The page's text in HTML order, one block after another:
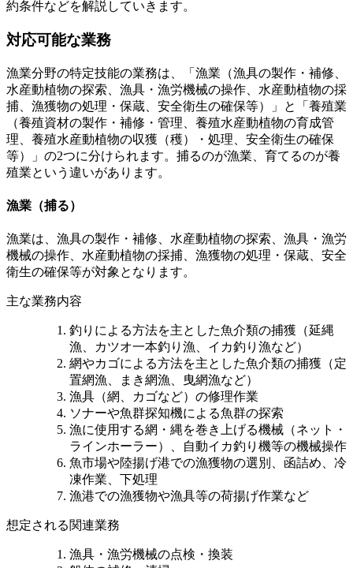
約条件などを解説していきます。
対応可能な業務
漁業分野の特定技能の業務は、「漁業（漁具の製作・補修、
水産動植物の探索、漁具・漁労機械の操作、水産動植物の採
捕、漁獲物の処理・保蔵、安全衛生の確保等）」と「養殖業
（養殖資材の製作・補修・管理、養殖水産動植物の育成管
理、養殖水産動植物の収獲（穫）・処理、安全衛生の確保
等）」の2つに分けられます。捕るのが漁業、育てるのが養
殖業という違いがあります。
漁業（捕る）
漁業は、漁具の製作・補修、水産動植物の探索、漁具・漁労
機械の操作、水産動植物の採捕、漁獲物の処理・保蔵、安全
衛生の確保等が対象となります。
主な業務内容
釣りによる方法を主とした魚介類の捕獲（延縄
漁、カツオ一本釣り漁、イカ釣り漁など）
網やカゴによる方法を主とした魚介類の捕獲（定
置網漁、まき網漁、曳網漁など）
漁具（網、カゴなど）の修理作業
ソナーや魚群探知機による魚群の探索
漁に使用する網・縄を巻き上げる機械（ネット・
ラインホーラー）、自動イカ釣り機等の機械操作
魚市場や陸揚げ港での漁獲物の選別、函詰め、冷
凍作業、下処理
漁港での漁獲物や漁具等の荷揚げ作業など
想定される関連業務
漁具・漁労機械の点検・換装